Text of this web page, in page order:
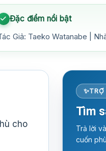
Đặc điểm nổi bật
Giả: Taeko Watanabe |
cho
Tìm
Trả lời
cuốn